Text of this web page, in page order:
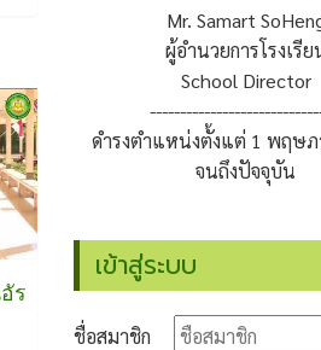
ร
Mr. Samart
ผู้อำนวยการโรงเรีย
School Director
ดำรงตำแหน่งตั้งแต่ 1 พฤษ
จนถึงปัจจุบัน
เข้าสู่ระบบ
ชื่อสมาชิก